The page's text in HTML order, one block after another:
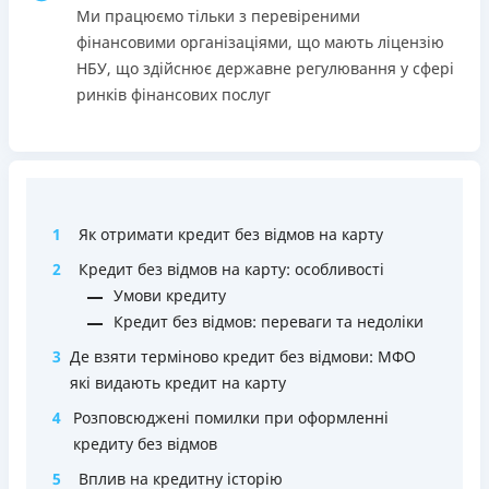
Вся інформація про кредит
ОТРИМАТИ ПОЗИКУ
застави та поручителів;
Процес повністю автоматизований і займає до 5
хвилин;
Видача коштів відбувається цілодобово по всій
Нема кредиту для юросіб (ФОП)
Немає цілодобової підтримки по телефону, в Viber,
Telegram, Facebook
Погашення
Оплата на розрахунковий рахунок
Онлайн (через сайт або інтернет-банкінг)
Через термінали Приватбанку
Через термінали самообслуговування
Ми працюємо тільки з перевіреними
фінансовими організаціями, що мають ліцензію
НБУ, що здійснює державне регулювання у сфері
ринків фінансових послуг
1
Як отримати кредит без відмов на карту
2
Кредит без відмов на карту: особливості
Умови кредиту
Кредит без відмов: переваги та недоліки
3 Де взяти терміново кредит без відмови: МФО
які видають кредит на карту
4
Розповсюджені помилки при оформленні
кредиту без відмов
5
Вплив на кредитну історію